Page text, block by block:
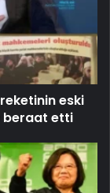
eski
beraat etti